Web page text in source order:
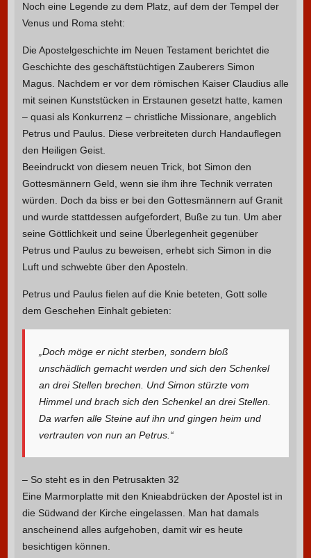
Noch eine Legende zu dem Platz, auf dem der Tempel der
Venus und Roma steht:
Die Apostelgeschichte im Neuen Testament berichtet die
Geschichte des geschäftstüchtigen Zauberers Simon
Magus. Nachdem er vor dem römischen Kaiser Claudius alle
mit seinen Kunststücken in Erstaunen gesetzt hatte, kamen
– quasi als Konkurrenz – christliche Missionare, angeblich
Petrus und Paulus. Diese verbreiteten durch Handauflegen
den Heiligen Geist.
Beeindruckt von diesem neuen Trick, bot Simon den
Gottesmännern Geld, wenn sie ihm ihre Technik verraten
würden. Doch da biss er bei den Gottesmännern auf Granit
und wurde stattdessen aufgefordert, Buße zu tun. Um aber
seine Göttlichkeit und seine Überlegenheit gegenüber
Petrus und Paulus zu beweisen, erhebt sich Simon in die
Luft und schwebte über den Aposteln.
Petrus und Paulus fielen auf die Knie beteten, Gott solle
dem Geschehen Einhalt gebieten:
„Doch möge er nicht sterben, sondern bloß
unschädlich gemacht werden und sich den Schenkel
an drei Stellen brechen. Und Simon stürzte vom
Himmel und brach sich den Schenkel an drei Stellen.
Da warfen alle Steine auf ihn und gingen heim und
vertrauten von nun an Petrus.“
– So steht es in den Petrusakten 32
Eine Marmorplatte mit den Knieabdrücken der Apostel ist in
die Südwand der Kirche eingelassen. Man hat damals
anscheinend alles aufgehoben, damit wir es heute
besichtigen können.